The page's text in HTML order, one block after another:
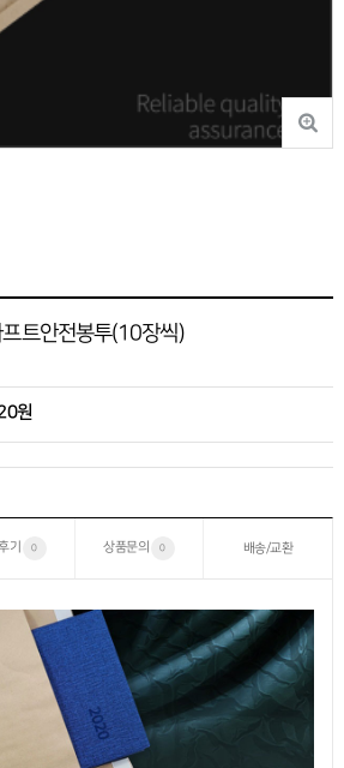
트안전봉투(10장씩)
원
기 0 상품문의 0 배송/교환